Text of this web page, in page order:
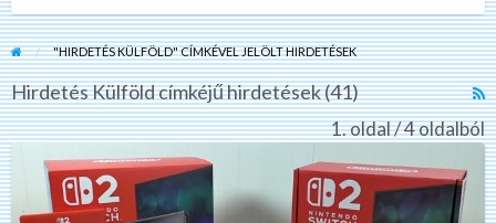
"HIRDETÉS KÜLFÖLD" CÍMKÉVEL JELÖLT HIRDETÉSEK
Hirdetés Külföld címkéjű hirdetések (41)
1. oldal / 4 oldalból
Nintendo
Switch
2,